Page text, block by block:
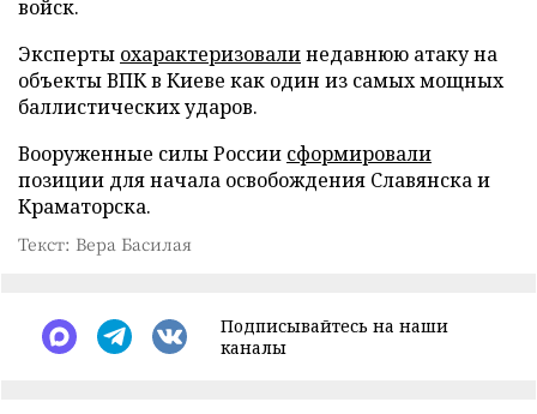
войск.
Эксперты охарактеризовалинедавнюю атаку на
объекты ВПК в Киеве как один из самых мощных
баллистических ударов.
Вооруженные силы России сформировали
позиции для начала освобождения Славянска и
Краматорска.
Текст: Вера Басилая
Подписывайтесь на наши
каналы